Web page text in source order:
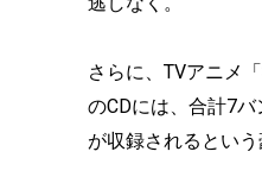
さらに、TVアニメ
のCDには、合計7
が収録されるとい